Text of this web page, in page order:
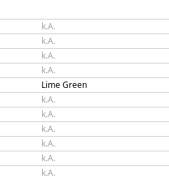
k.A.
k.A.
k.A.
k.A.
Lime Green
k.A.
k.A.
k.A.
k.A.
k.A.
k.A.